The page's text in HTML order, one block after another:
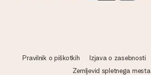
Pravilnik o piškotkih Izjava o zasebnosti
Zemljevid spletnega mesta